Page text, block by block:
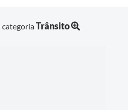
categoriaTrânsito